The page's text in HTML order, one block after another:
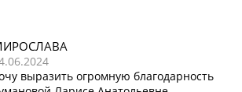
выразить огромную благодарность